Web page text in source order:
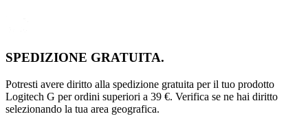
SPEDIZIONE GRATUITA.
Potresti avere diritto alla spedizione gratuita per il tuo prodotto
Logitech G per ordini superiori a 39 €. Verifica se ne hai diritto
selezionando la tua area geografica.